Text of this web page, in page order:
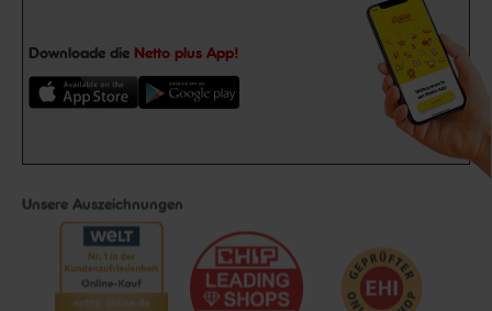
Downloade die Netto plus App!
Unsere Auszeichnungen